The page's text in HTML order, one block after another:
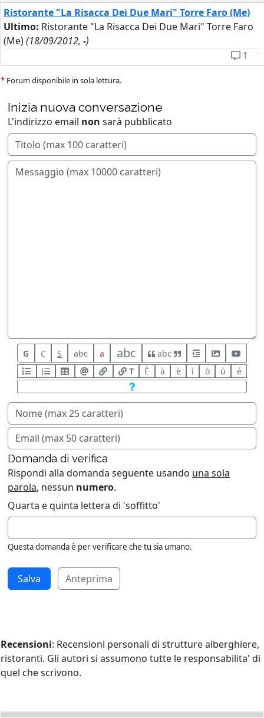
Ristorante "La Risacca Dei Due Mari" Torre Faro (Me)
Ultimo: Ristorante "La Risacca Dei Due Mari" Torre Faro
(Me)(18/09/2012, -)
1
* Forum disponibile in sola lettura.
Inizia nuova conversazione
L'indirizzo email non sarà pubblicato
G C S abc a abc
abc
T
È à è ì ò ù é
Domanda di verifica
Rispondi alla domanda seguente usando una sola
parola, nessun numero.
Quarta e quinta lettera di 'soffitto'
Questa domanda è per verificare che tu sia umano.
Anteprima
Recensioni: Recensioni personali di strutture alberghiere,
ristoranti. Gli autori si assumono tutte le responsabilita' di
quel che scrivono.